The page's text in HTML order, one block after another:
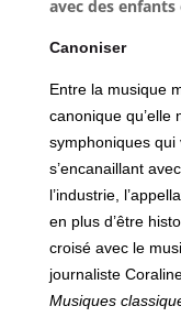
avec des
Canoniser
Entre la musique
canonique qu’elle
symphoniques
s’encanaillant
l’industrie,
en plus d’être
croisé avec le
journaliste
Musiques